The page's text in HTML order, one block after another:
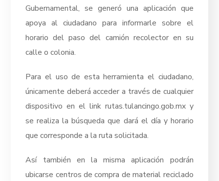
Gubernamental, se generó una aplicación que
apoya al ciudadano para informarle sobre el
horario del paso del camión recolector en su
calle o colonia.
Para el uso de esta herramienta el ciudadano,
únicamente deberá acceder a través de cualquier
dispositivo en el link rutas.tulancingo.gob.mx y
se realiza la búsqueda que dará el día y horario
que corresponde a la ruta solicitada.
Así también en la misma aplicación podrán
ubicarse centros de compra de material reciclado